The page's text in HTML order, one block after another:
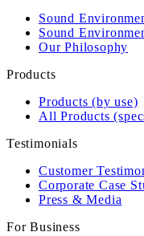
Sound
Sound
Our Philosophy
Products
Products (by use)
All Products
Testimonials
Customer
Corporate Case
Press & Media
For Business